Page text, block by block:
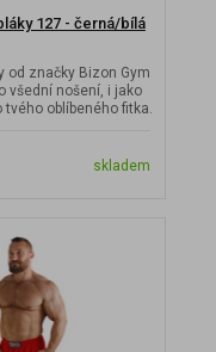
127 - černá/bílá
od značky Bizon Gym
všední nošení, i jako
tvého oblíbeného fitka.
skladem